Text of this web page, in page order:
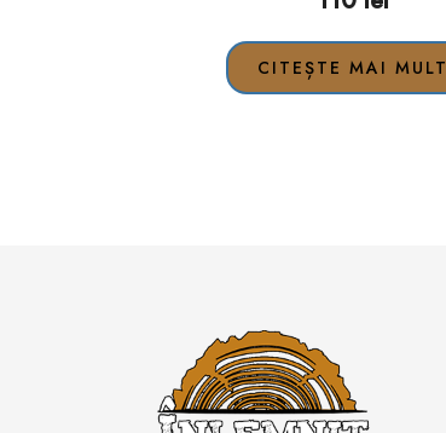
CITEȘTE MAI MULT